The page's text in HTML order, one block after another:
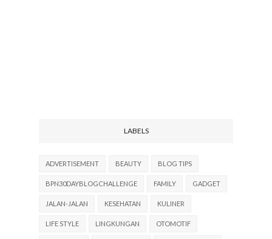
LABELS
ADVERTISEMENT BEAUTY BLOG TIPS
BPN30DAYBLOGCHALLENGE FAMILY GADGET
JALAN-JALAN KESEHATAN KULINER
LIFE STYLE LINGKUNGAN OTOMOTIF